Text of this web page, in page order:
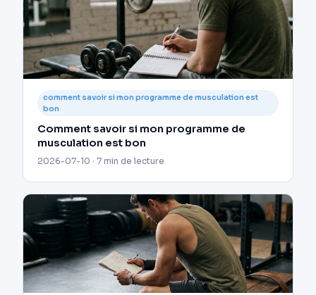
comment savoir si mon programme de musculation est
bon
Comment savoir si mon programme de
musculation est bon
2026-07-10 · 7 min de lecture